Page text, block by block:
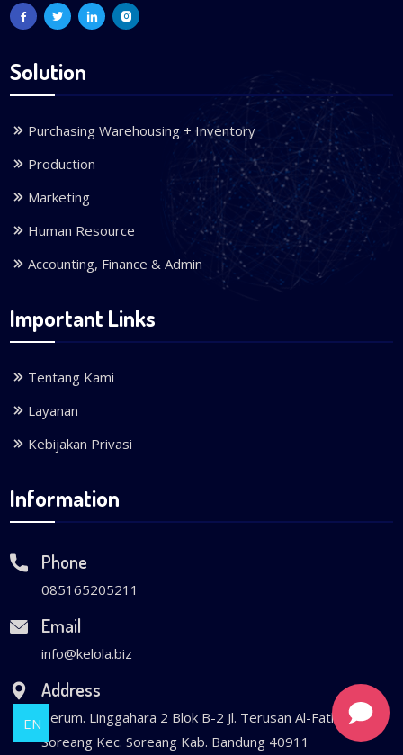
Solution
Purchasing Warehousing + Inventory
Production
Marketing
Human Resource
Accounting, Finance & Admin
Important Links
Tentang Kami
Layanan
Kebijakan Privasi
Information
Phone
085165205211
Email
info@kelola.biz
Address
Perum. Linggahara 2 Blok B-2 Jl. Terusan Al-Fathu Ds.
Soreang Kec. Soreang Kab. Bandung 40911
EN